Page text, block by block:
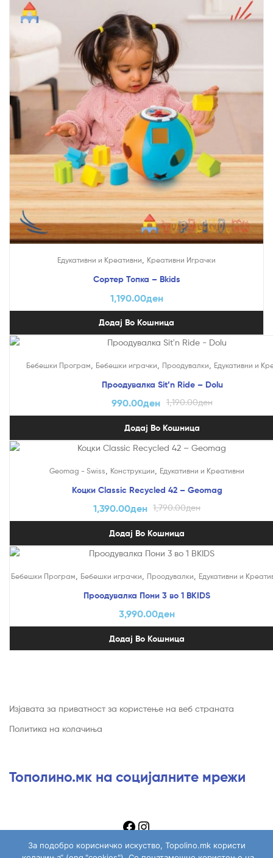
Едукативни и Креативни Креативни Играчки
Сортер Топка – Bkids
1,190.00ден
Додај Во Кошница
Бебешки Програм Бебешки играчки Проодувалки Едукативни и
Проодувалка Sit’n Ride – Dolu
1,190.00ден
990.00ден
Додај Во Кошница
Geomag - Swiss Конструкции Едукативни и Креативни
Коцки Classic Recycled 42 – Geomag
1,790.00ден
1,390.00ден
Додај Во Кошница
Бебешки Програм Бебешки играчки Проодувалки Едукативни и
Проодувалка Пони 3 во 1 BKIDS
3,990.00ден
Додај Во Кошница
Изјавата за приватност за користење на веб страната
Политика на колачиња
Тополино.мк на социјалните мрежи
За подобро корисничко искуство, Topolino.mk користи